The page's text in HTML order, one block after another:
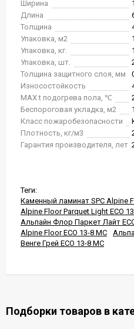
Ширина
Длина
Толщина
Упаковка, м2
Упаковка, кг.
Упаковка, шт.
Толщина защитного слоя, мм
Износостойкость
MAX t подогрева пола, ℃
Беспороговая укладка, м2
Класс пожаробезопасности
Плотность, кг/м3
Гарантия производителя, лет
Теги:
Каменный ламинат SPC Alpine
Alpine Floor Parquet Light ЕСО
Альпайн Флор Паркет Лайт
Alpine Floor ЕСО 13-8 MC
Венге Грей ЕСО 13-8 MC
Подборки товаров в